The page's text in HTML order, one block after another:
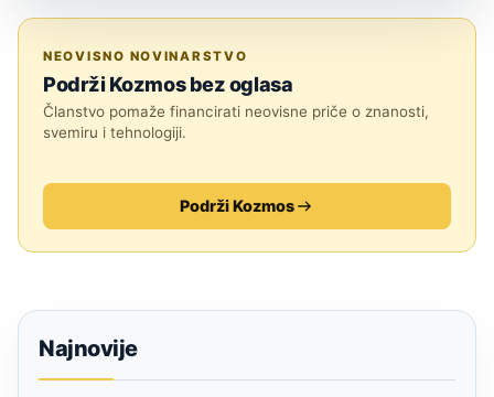
NEOVISNO NOVINARSTVO
Podrži Kozmos bez oglasa
Članstvo pomaže financirati neovisne priče o znanosti,
svemiru i tehnologiji.
Podrži Kozmos
Najnovije